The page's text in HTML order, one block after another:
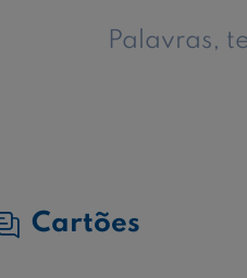
Palavras,
Cartões